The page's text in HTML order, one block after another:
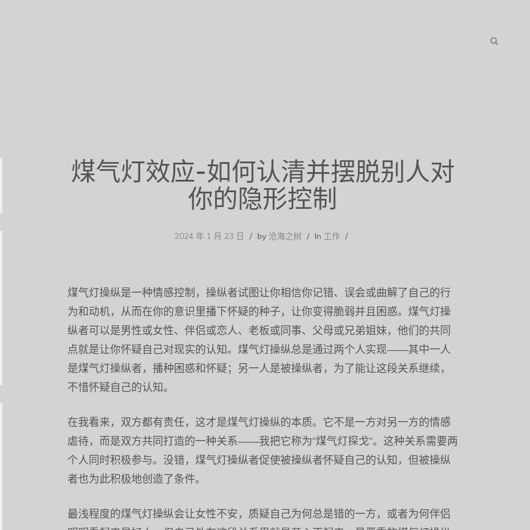
煤气灯效应-如何认清并摆脱别人对
你的隐形控制
2024 年 1 月 23 日 by 沧海之树 In 工作
煤气灯操纵是一种情感控制，操纵者试图让你相信你记错、误会或曲解了自己的行
为和动机，从而在你的意识里播下怀疑的种子，让你变得脆弱并且困惑。煤气灯操
纵者可以是男性或女性、伴侣或恋人、老板或同事、父母或兄弟姐妹，他们的共同
点就是让你怀疑自己对现实的认知。煤气灯操纵总是通过两个人实现——其中一人
是煤气灯操纵者，播种困惑和怀疑；另一人是被操纵者，为了能让这段关系继续，
不惜怀疑自己的认知。
在我看来，双方都有责任，这才是煤气灯操纵的本质。它不是一方对另一方的情感
虐待，而是双方共同打造的一种关系——我把它称为“煤气灯探戈”。这种关系需要两
个人同时积极参与。没错，煤气灯操纵者促使被操纵者怀疑自己的认知，但被操纵
者也为此积极地创造了条件。
最浅程度的煤气灯操纵会让女性不安，质疑自己为何总是错的一方，或者为何伴侣